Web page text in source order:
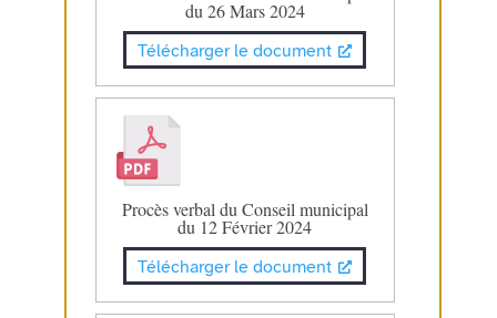
du 26 Mars 2024
Télécharger le document
Procès verbal du Conseil municipal
du 12 Février 2024
Télécharger le document